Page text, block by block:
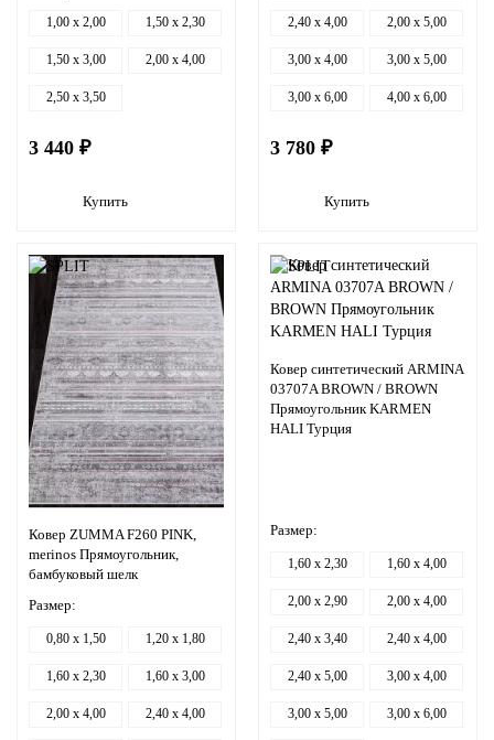
1,00 x 2,00 1,50 x 2,30
1,50 x 3,00 2,00 x 4,00
2,50 x 3,50
3 440 ₽
Купить
2,40 x 4,00 2,00 x 5,00
3,00 x 4,00 3,00 x 5,00
3,00 x 6,00 4,00 x 6,00
3 780 ₽
Купить
Ковер ZUMMA F260 PINK,
merinos Прямоугольник,
бамбуковый шелк
Размер:
0,80 x 1,50 1,20 x 1,80
1,60 x 2,30 1,60 x 3,00
2,00 x 4,00 2,40 x 4,00
Ковер синтетический ARMINA
03707A BROWN / BROWN
Прямоугольник KARMEN
HALI Турция
Размер:
1,60 x 2,30 1,60 x 4,00
2,00 x 2,90 2,00 x 4,00
2,40 x 3,40 2,40 x 4,00
2,40 x 5,00 3,00 x 4,00
3,00 x 5,00 3,00 x 6,00